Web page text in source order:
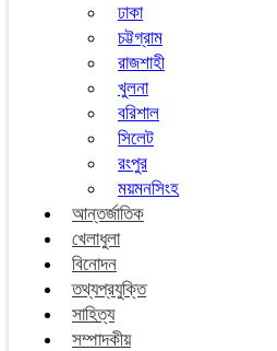
ঢাকা
চট্টগ্রাম
রাজশাহী
খুলনা
বরিশাল
সিলেট
রংপুর
ময়মনসিংহ
আন্তর্জাতিক
খেলাধুলা
বিনোদন
তথ্যপ্রযুক্তি
সাহিত্য
সম্পাদকীয়